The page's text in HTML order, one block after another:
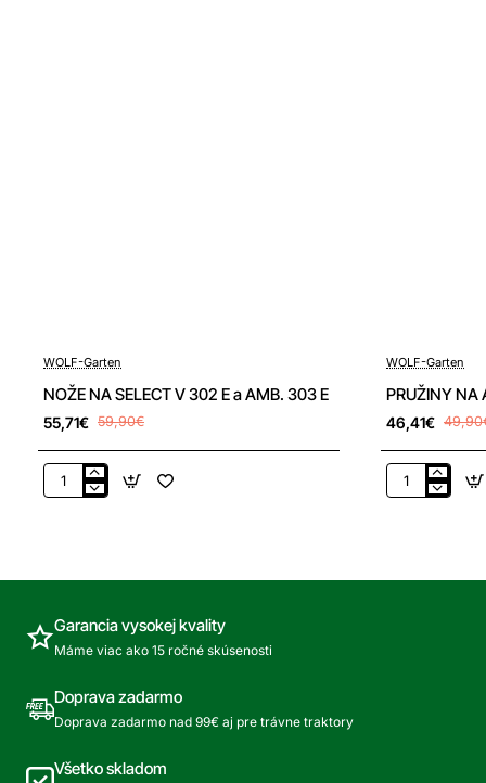
-7%
WOLF-Garten
NOŽE NA SELECT V 302 E a AMB. 303 E
55,71€ 59,90€
NOŽE
AMB.
303
-7%
WOLF-Garten
PRUŽINY NA
46,41€
PRUŽINY
Garancia vysokej kvality
Máme viac ako 15 ročné skúsenosti
Doprava zadarmo
Doprava zadarmo nad 99€ aj pre trávne traktory
Všetko skladom